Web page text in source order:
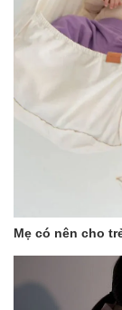
Mẹ có nên cho